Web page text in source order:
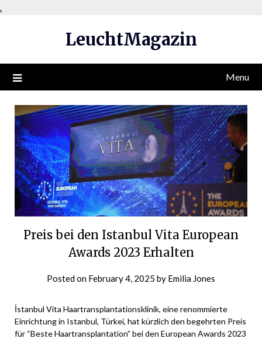
.
LeuchtMagazin
Menu
Preis bei den Istanbul Vita European
Awards 2023 Erhalten
Posted on February 4, 2025 by Emilia Jones
İstanbul Vita Haartransplantationsklinik, eine renommierte
Einrichtung in Istanbul, Türkei, hat kürzlich den begehrten Preis
für “Beste Haartransplantation” bei den European Awards 2023